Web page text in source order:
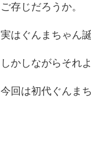
ご存じだろうか。
実はぐんまちゃん
しかしながらそれ
今回は初代ぐんま